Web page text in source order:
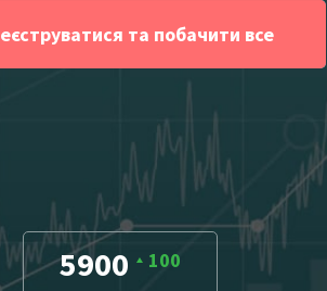
та побачити все
5900 100